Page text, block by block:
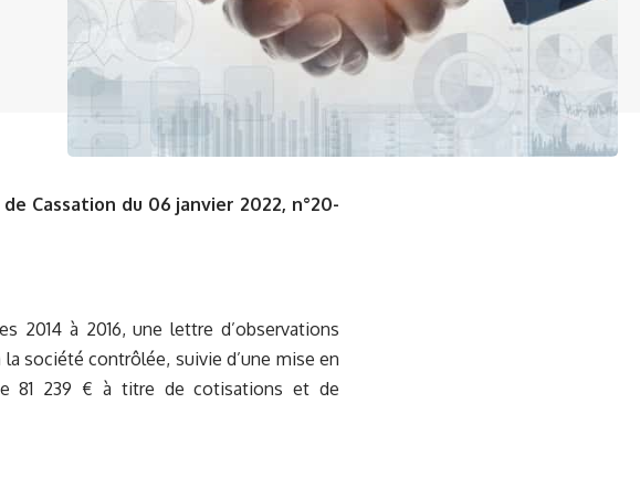
Cassation du 06 janvier 2022, n°20-
2014 à 2016, une lettre d’observations
société contrôlée, suivie d’une mise en
81 239 € à titre de cotisations et de